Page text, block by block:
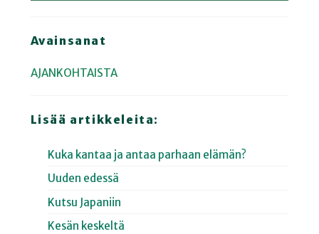
Avainsanat
AJANKOHTAISTA
Lisää artikkeleita:
Kuka kantaa ja antaa parhaan elämän?
Uuden edessä
Kutsu Japaniin
Kesän keskeltä